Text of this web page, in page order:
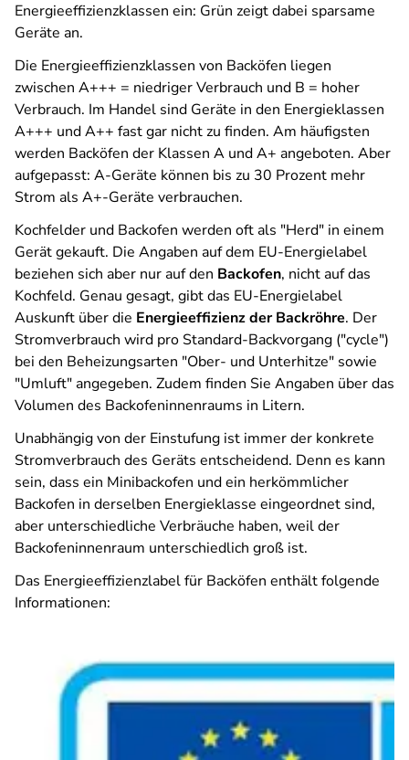
Energieeffizienzklassen ein: Grün zeigt dabei sparsame
Geräte an.
Die Energieeffizienzklassen von Backöfen liegen
zwischen A+++ = niedriger Verbrauch und B = hoher
Verbrauch. Im Handel sind Geräte in den Energieklassen
A+++ und A++ fast gar nicht zu finden. Am häufigsten
werden Backöfen der Klassen A und A+ angeboten. Aber
aufgepasst: A-Geräte können bis zu 30 Prozent mehr
Strom als A+-Geräte verbrauchen.
Kochfelder und Backofen werden oft als "Herd" in einem
Gerät gekauft. Die Angaben auf dem EU-Energielabel
beziehen sich aber nur auf den Backofen, nicht auf das
Kochfeld. Genau gesagt, gibt das EU-Energielabel
Auskunft über die Energieeffizienz der Backröhre. Der
Stromverbrauch wird pro Standard-Backvorgang ("cycle")
bei den Beheizungsarten "Ober- und Unterhitze" sowie
"Umluft" angegeben. Zudem finden Sie Angaben über das
Volumen des Backofeninnenraums in Litern.
Unabhängig von der Einstufung ist immer der konkrete
Stromverbrauch des Geräts entscheidend. Denn es kann
sein, dass ein Minibackofen und ein herkömmlicher
Backofen in derselben Energieklasse eingeordnet sind,
aber unterschiedliche Verbräuche haben, weil der
Backofeninnenraum unterschiedlich groß ist.
Das Energieeffizienzlabel für Backöfen enthält folgende
Informationen: